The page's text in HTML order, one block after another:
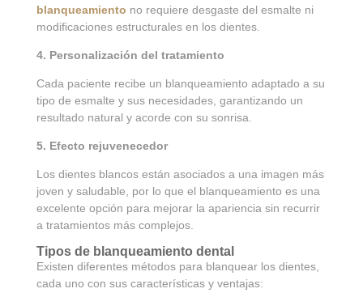
blanqueamiento no requiere desgaste del esmalte ni
modificaciones estructurales en los dientes.
4. Personalización del tratamiento
Cada paciente recibe un blanqueamiento adaptado a su
tipo de esmalte y sus necesidades, garantizando un
resultado natural y acorde con su sonrisa.
5. Efecto rejuvenecedor
Los dientes blancos están asociados a una imagen más
joven y saludable, por lo que el blanqueamiento es una
excelente opción para mejorar la apariencia sin recurrir
a tratamientos más complejos.
Tipos de blanqueamiento dental
Existen diferentes métodos para blanquear los dientes,
cada uno con sus características y ventajas: